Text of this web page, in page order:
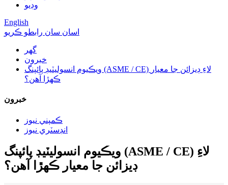
وڊيو
English
اسان سان رابطو ڪريو
گھر
خبرون
ويڪيوم انسوليٽيڊ پائپنگ (ASME / CE) لاءِ ڊيزائن جا معيار
ڪهڙا آهن؟
خبرون
ڪمپني نيوز
انڊسٽري نيوز
ويڪيوم انسوليٽيڊ پائپنگ (ASME / CE) لاءِ
ڊيزائن جا معيار ڪهڙا آهن؟